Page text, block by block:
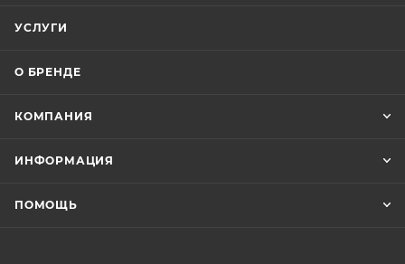
УСЛУГИ
О БРЕНДЕ
КОМПАНИЯ
ИНФОРМАЦИЯ
ПОМОЩЬ